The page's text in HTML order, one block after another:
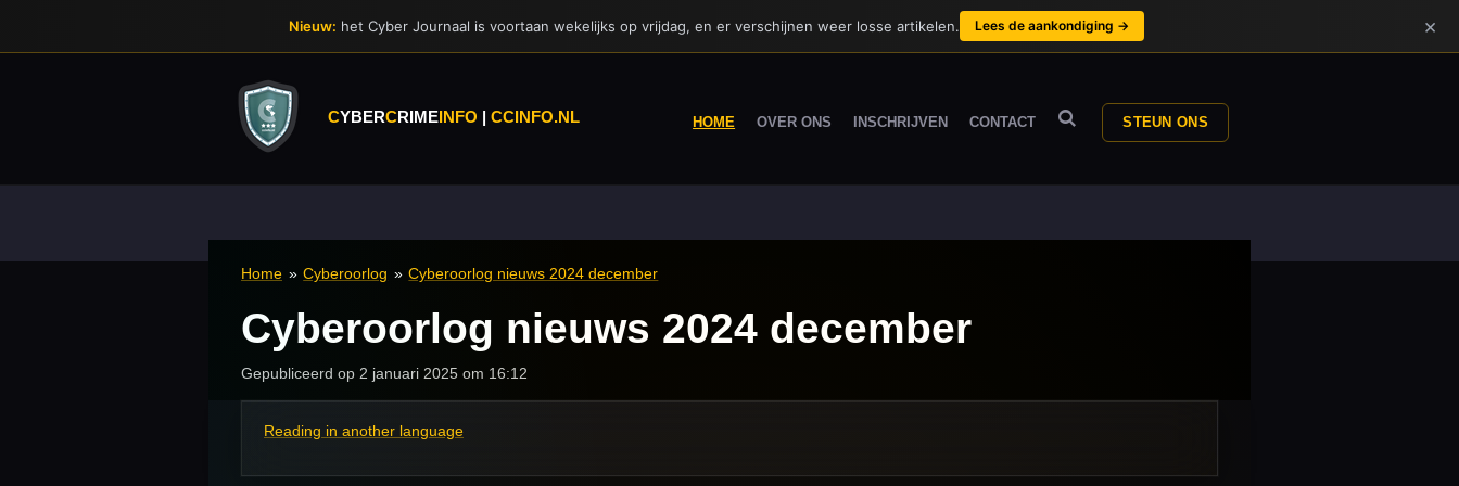
CYBERCRIMEINFO | CCINFO.NL HOME OVER ONS INSCHRIJVEN CONTACT STEUN ONS
Home » Cyberoorlog » Cyberoorlog nieuws 2024 december
Cyberoorlog nieuws 2024 december
Gepubliceerd op 2 januari 2025 om 16:12
Reading in another language
Nieuw: het Cyber Journaal is voortaan wekelijks op vrijdag, en er verschijnen weer losse artikelen. Lees de aankondiging → ×